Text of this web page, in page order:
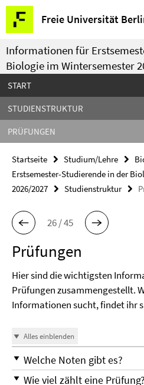
Springe
direkt
zu
Inhalt
Freie Universität
Service-
Navigation
Informationen für
Biologie im Wintersemester
START
STUDIENSTRUKTUR
PRÜFUNGEN
Startseite Studium/Lehre
Erstsemester-Studierende in der
2026/2027
Studienstruktur
26 / 45
Prüfungen
Hier sind die wichtigsten
Prüfungen zusammengestellt.
Informationen sucht, findet ihr
Alles einblenden
Welche Noten gibt es?
Wie viel zählt eine Prüfung?